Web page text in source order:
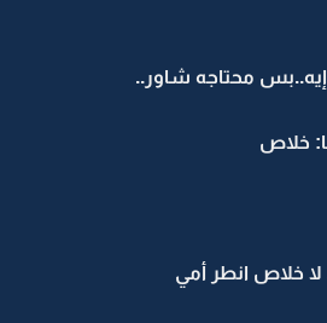
محتاجه شاور..
خلاص
لا خلاص انطر أمي